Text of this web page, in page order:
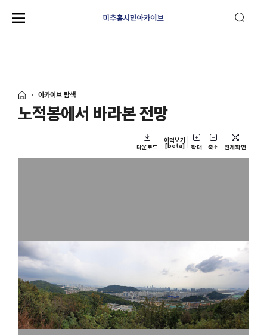
아카이브 탐색
노적봉에서 바라본 전망
다운로드
이력보기
[beta]
확대 축소 전체화면